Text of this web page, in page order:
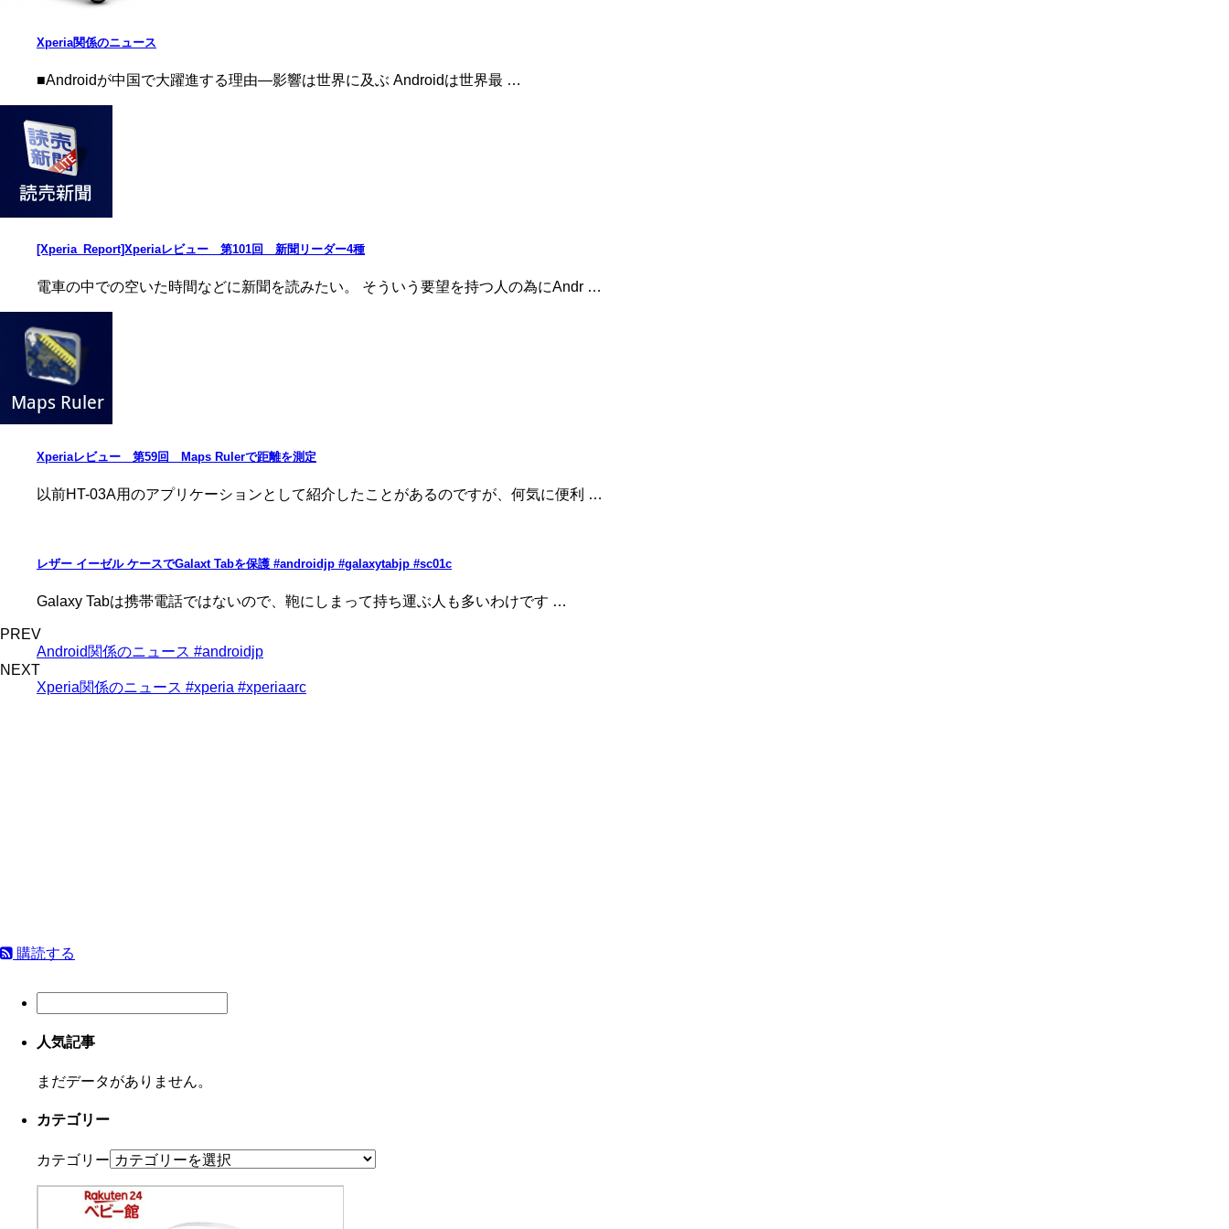
Xperia関係のニュース
■Androidが中国で大躍進する理由―影響は世界に及ぶ Androidは世界最 …
[Xperia_Report]Xperiaレビュー 第101回 新聞リーダー4種
電車の中での空いた時間などに新聞を読みたい。 そういう要望を持つ人の為にAndr …
Xperiaレビュー 第59回 Maps Rulerで距離を測定
以前HT-03A用のアプリケーションとして紹介したことがあるのですが、何気に便利 …
レザー イーゼル ケースでGalaxt Tabを保護 #androidjp #galaxytabjp #sc01c
Galaxy Tabは携帯電話ではないので、鞄にしまって持ち運ぶ人も多いわけです …
PREV
Android関係のニュース #androidjp
NEXT
Xperia関係のニュース #xperia #xperiaarc
購読する
人気記事
まだデータがありません。
カテゴリー
カテゴリー